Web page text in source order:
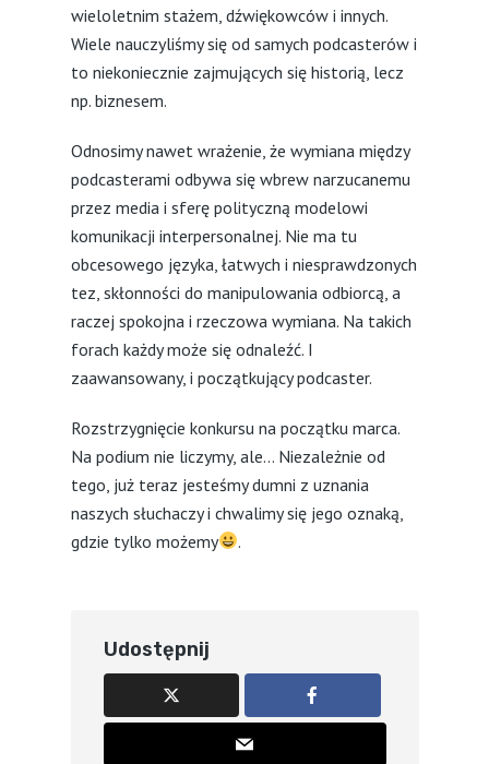
wieloletnim stażem, dźwiękowców i innych.
Wiele nauczyliśmy się od samych podcasterów i
to niekoniecznie zajmujących się historią, lecz
np. biznesem.
Odnosimy nawet wrażenie, że wymiana między
podcasterami odbywa się wbrew narzucanemu
przez media i sferę polityczną modelowi
komunikacji interpersonalnej. Nie ma tu
obcesowego języka, łatwych i niesprawdzonych
tez, skłonności do manipulowania odbiorcą, a
raczej spokojna i rzeczowa wymiana. Na takich
forach każdy może się odnaleźć. I
zaawansowany, i początkujący podcaster.
Rozstrzygnięcie konkursu na początku marca.
Na podium nie liczymy, ale… Niezależnie od
tego, już teraz jesteśmy dumni z uznania
naszych słuchaczy i chwalimy się jego oznaką,
gdzie tylko możemy
.
Udostępnij